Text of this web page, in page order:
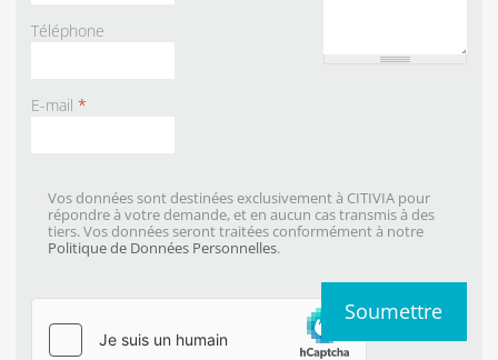
Téléphone
E-mail *
Vos données sont destinées exclusivement à CITIVIA pour
répondre à votre demande, et en aucun cas transmis à des
tiers. Vos données seront traitées conformément à notre
Politique de Données Personnelles.